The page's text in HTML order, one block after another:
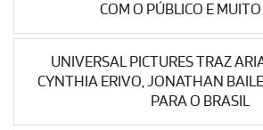
COM O PÚBLICO E
UNIVERSAL PICTURES TRAZ
CYNTHIA ERIVO, JONATHAN
PARA O BRASIL